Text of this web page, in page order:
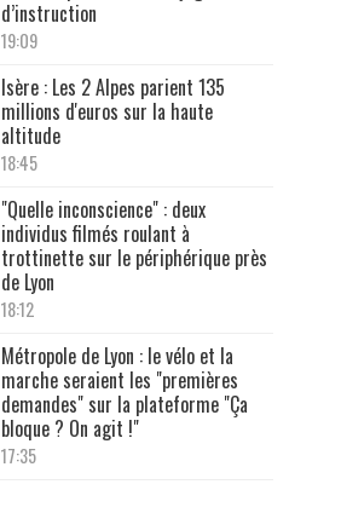
d’instruction
19:09
Isère : Les 2 Alpes parient 135
millions d'euros sur la haute
altitude
18:45
"Quelle inconscience" : deux
individus filmés roulant à
trottinette sur le périphérique près
de Lyon
18:12
Métropole de Lyon : le vélo et la
marche seraient les "premières
demandes" sur la plateforme "Ça
bloque ? On agit !"
17:35